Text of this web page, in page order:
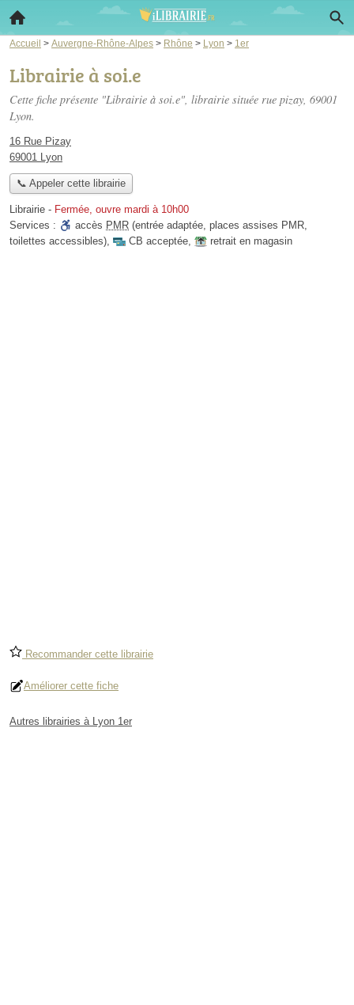
Accueil > Auvergne-Rhône-Alpes > Rhône > Lyon > 1er
Librairie à soi.e
Cette fiche présente "Librairie à soi.e", librairie située rue pizay, 69001
Lyon.
16 Rue Pizay
69001 Lyon
📞 Appeler cette librairie
Librairie - Fermée, ouvre mardi à 10h00
Services :
accès PMR (entrée adaptée, places assises PMR,
toilettes accessibles), CB acceptée, retrait en magasin
Recommander cette librairie
Améliorer cette fiche
Autres librairies à Lyon 1er